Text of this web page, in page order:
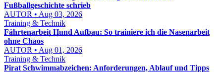
Fußballgeschichte schrieb
AUTOR • Aug 03, 2026
Training & Technik
Fährtenarbeit Hund Aufbau: So trainiere ich die Nasenarbeit
ohne Chaos
AUTOR • Aug 01, 2026
Training & Technik
Pirat Schwimmabzeichen: Anforderungen, Ablauf und Tipps